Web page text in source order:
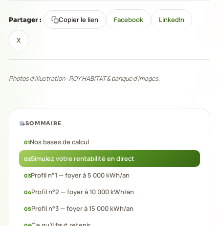
Partager : Copier le lien Facebook LinkedIn
X
Photos d'illustration : ROY HABITAT & banque d'images.
SOMMAIRE
Nos bases de calcul
Simulez votre rentabilité en direct
Profil n°1 — foyer à 5 000 kWh/an
Profil n°2 — foyer à 10 000 kWh/an
Profil n°3 — foyer à 15 000 kWh/an